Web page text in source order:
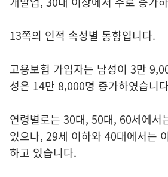
13쪽의 인적 속성별 동향입니다.
고용보험 가입자는 남성이 3만
성은 14만 8,000명 증가하였습니
연령별로는 30대, 50대, 60세에서
있으나, 29세 이하와 40대에서는
하고 있습니다.